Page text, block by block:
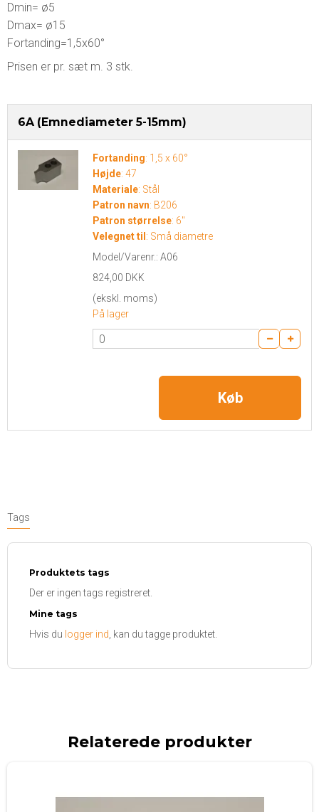
Dmin= ø5
Dmax= ø15
Fortanding=1,5x60°
Prisen er pr. sæt m. 3 stk.
6A (Emnediameter 5-15mm)
Fortanding: 1,5 x 60°
Højde: 47
Materiale: Stål
Patron navn: B206
Patron størrelse: 6"
Velegnet til : Små diametre
Model/Varenr.: A06
824,00 DKK
(ekskl. moms)
På lager
Køb
Tags
Produktets tags
Der er ingen tags registreret.
Mine tags
Hvis du logger ind, kan du tagge produktet.
Relaterede produkter